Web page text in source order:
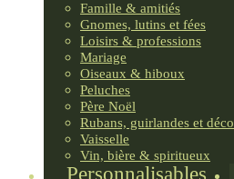
Famille & amitiés
Gnomes, lutins et fées
Loisirs & professions
Mariage
Oiseaux & hiboux
Peluches
Père Noël
Rubans, guirlandes et
Vaisselle
Vin, bière & spiritueux
Personnalisables